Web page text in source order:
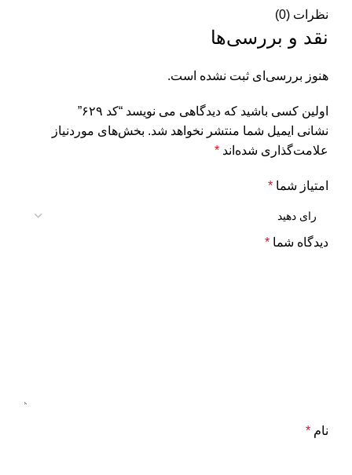
نظرات (0)
نقد و بررسی‌ها
هنوز بررسی‌ای ثبت نشده است.
اولین کسی باشید که دیدگاهی می نویسد “کد ۶۲۹”
نشانی ایمیل شما منتشر نخواهد شد. بخش‌های موردنیاز
علامت‌گذاری شده‌اند *
امتیاز شما *
دیدگاه شما *
نام *